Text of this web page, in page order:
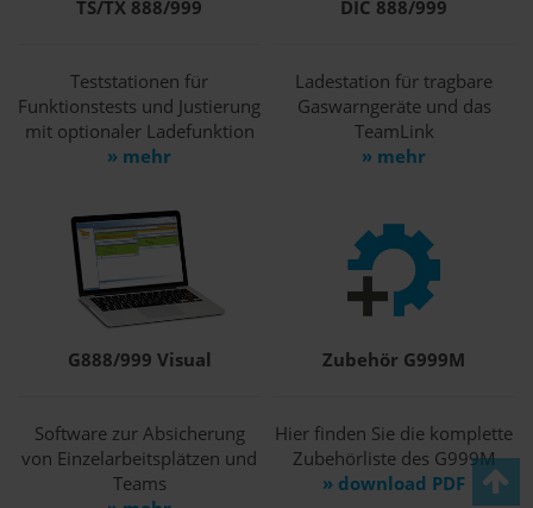
TS/TX 888/999
Teststationen für
Funktionstests und Justierung
mit optionaler Ladefunktion
» mehr
DIC 888/999
Ladestation für tragbare
Gaswarngeräte und das
TeamLink
» mehr
G888/999 Visual
Software zur Absicherung
von Einzelarbeitsplätzen und
Teams
Zubehör G999M
Hier finden Sie die komplette
Zubehörliste des G999M
» download PDF